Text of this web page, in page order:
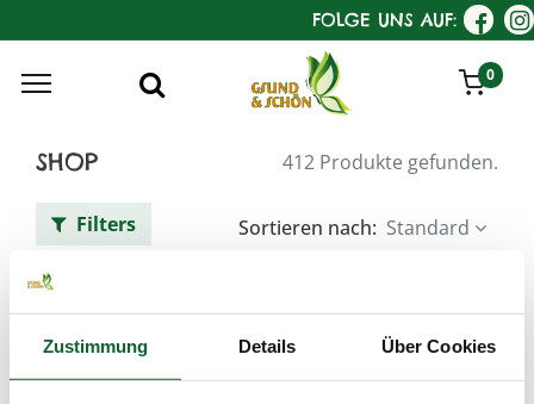
Zustimmung Details Über Cookies
FOLGE UNS AUF:
0
SHOP 412 Produkte gefunden.
Filters Sortieren nach: Standard
Tag :